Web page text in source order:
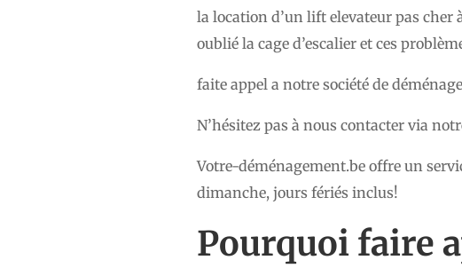
la location d’un lift elevateur pas cher
oublié la cage d’escalier et ces
faite appel a notre société de
N’hésitez pas à nous contacter via
Votre-déménagement.be offre un
dimanche, jours fériés inclus!
Pourquoi faire